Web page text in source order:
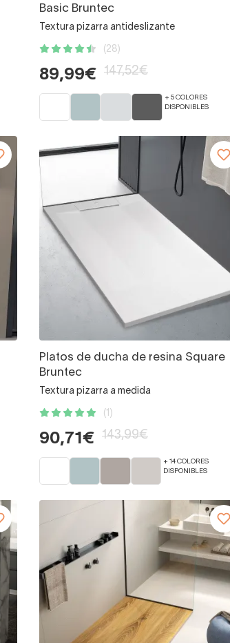
Basic Bruntec
Textura pizarra antideslizante
(28)
89,99€ 147,52€
+ 5 COLORES
DISPONIBLES
Platos de ducha de resina Square
Bruntec
Textura pizarra a medida
(1)
90,71€ 143,99€
+ 14 COLORES
DISPONIBLES